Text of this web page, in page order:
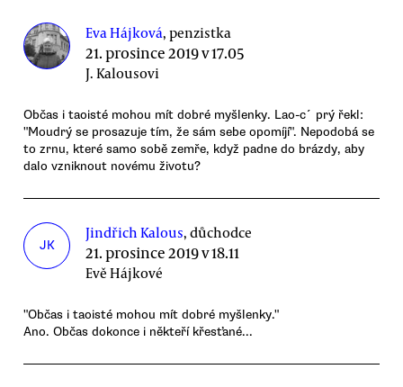
Eva Hájková, penzistka
21. prosince 2019 v 17.05
J. Kalousovi
Občas i taoisté mohou mít dobré myšlenky. Lao-c´ prý řekl:
"Moudrý se prosazuje tím, že sám sebe opomíjí". Nepodobá se
to zrnu, které samo sobě zemře, když padne do brázdy, aby
dalo vzniknout novému životu?
JK
Jindřich Kalous, důchodce
21. prosince 2019 v 18.11
Evě Hájkové
"Občas i taoisté mohou mít dobré myšlenky."
Ano. Občas dokonce i někteří křesťané...